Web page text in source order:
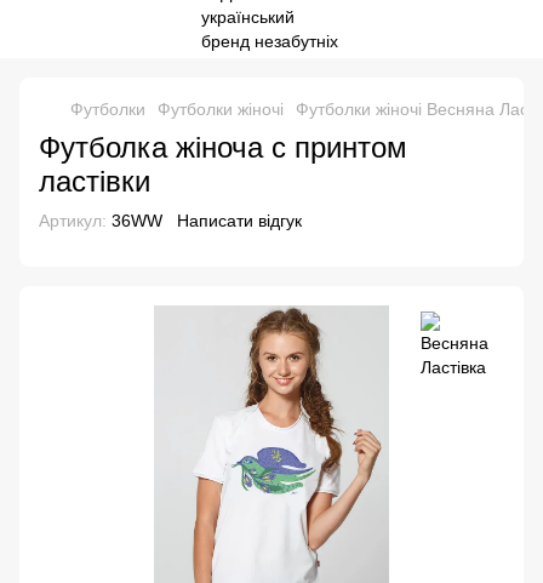
Футболки Футболки жіночі Футболки жіночі Весняна
Футболка жіноча с принтом
ластівки
Артикул: 36WW Написати відгук